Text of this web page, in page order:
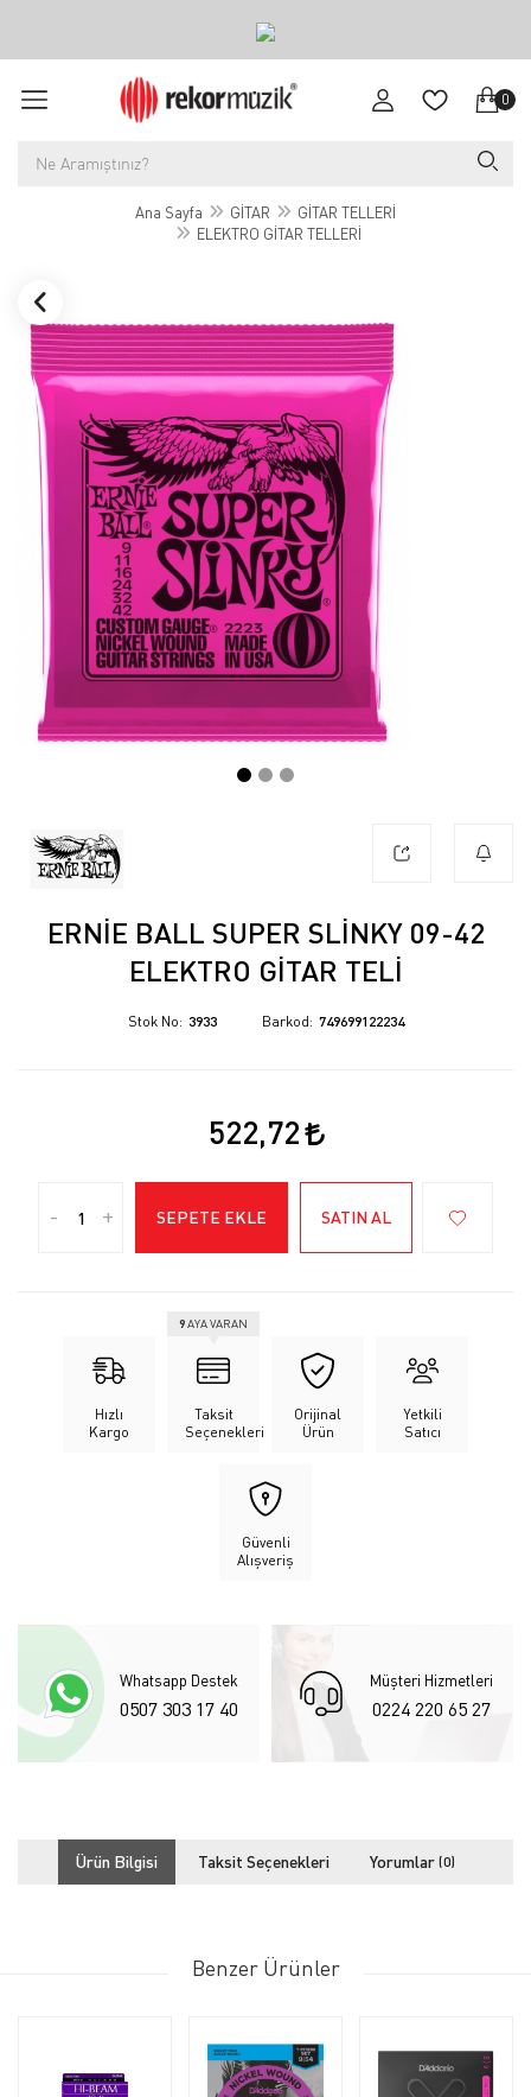
0
Ana Sayfa GİTAR
GİTAR TELLERİ
ELEKTRO GİTAR TELLERİ
ERNIE BALL SUPER SLINKY 09-42
ELEKTRO GITAR TELI
Stok No 3933 Barkod 749699122234
522,72
- + SEPETE EKLE SATIN AL
Hızlı
Kargo
Taksit
Seçenekleri
9AYA VARAN
Orijinal
Ürün
Yetkili
Satıcı
Güvenli
Alışveriş
Whatsapp Destek
0507 303 17 40
Müşteri Hizmetleri
0224 220 65 27
Ürün Bilgisi Taksit Seçenekleri Yorumlar (0)
Benzer Ürünler